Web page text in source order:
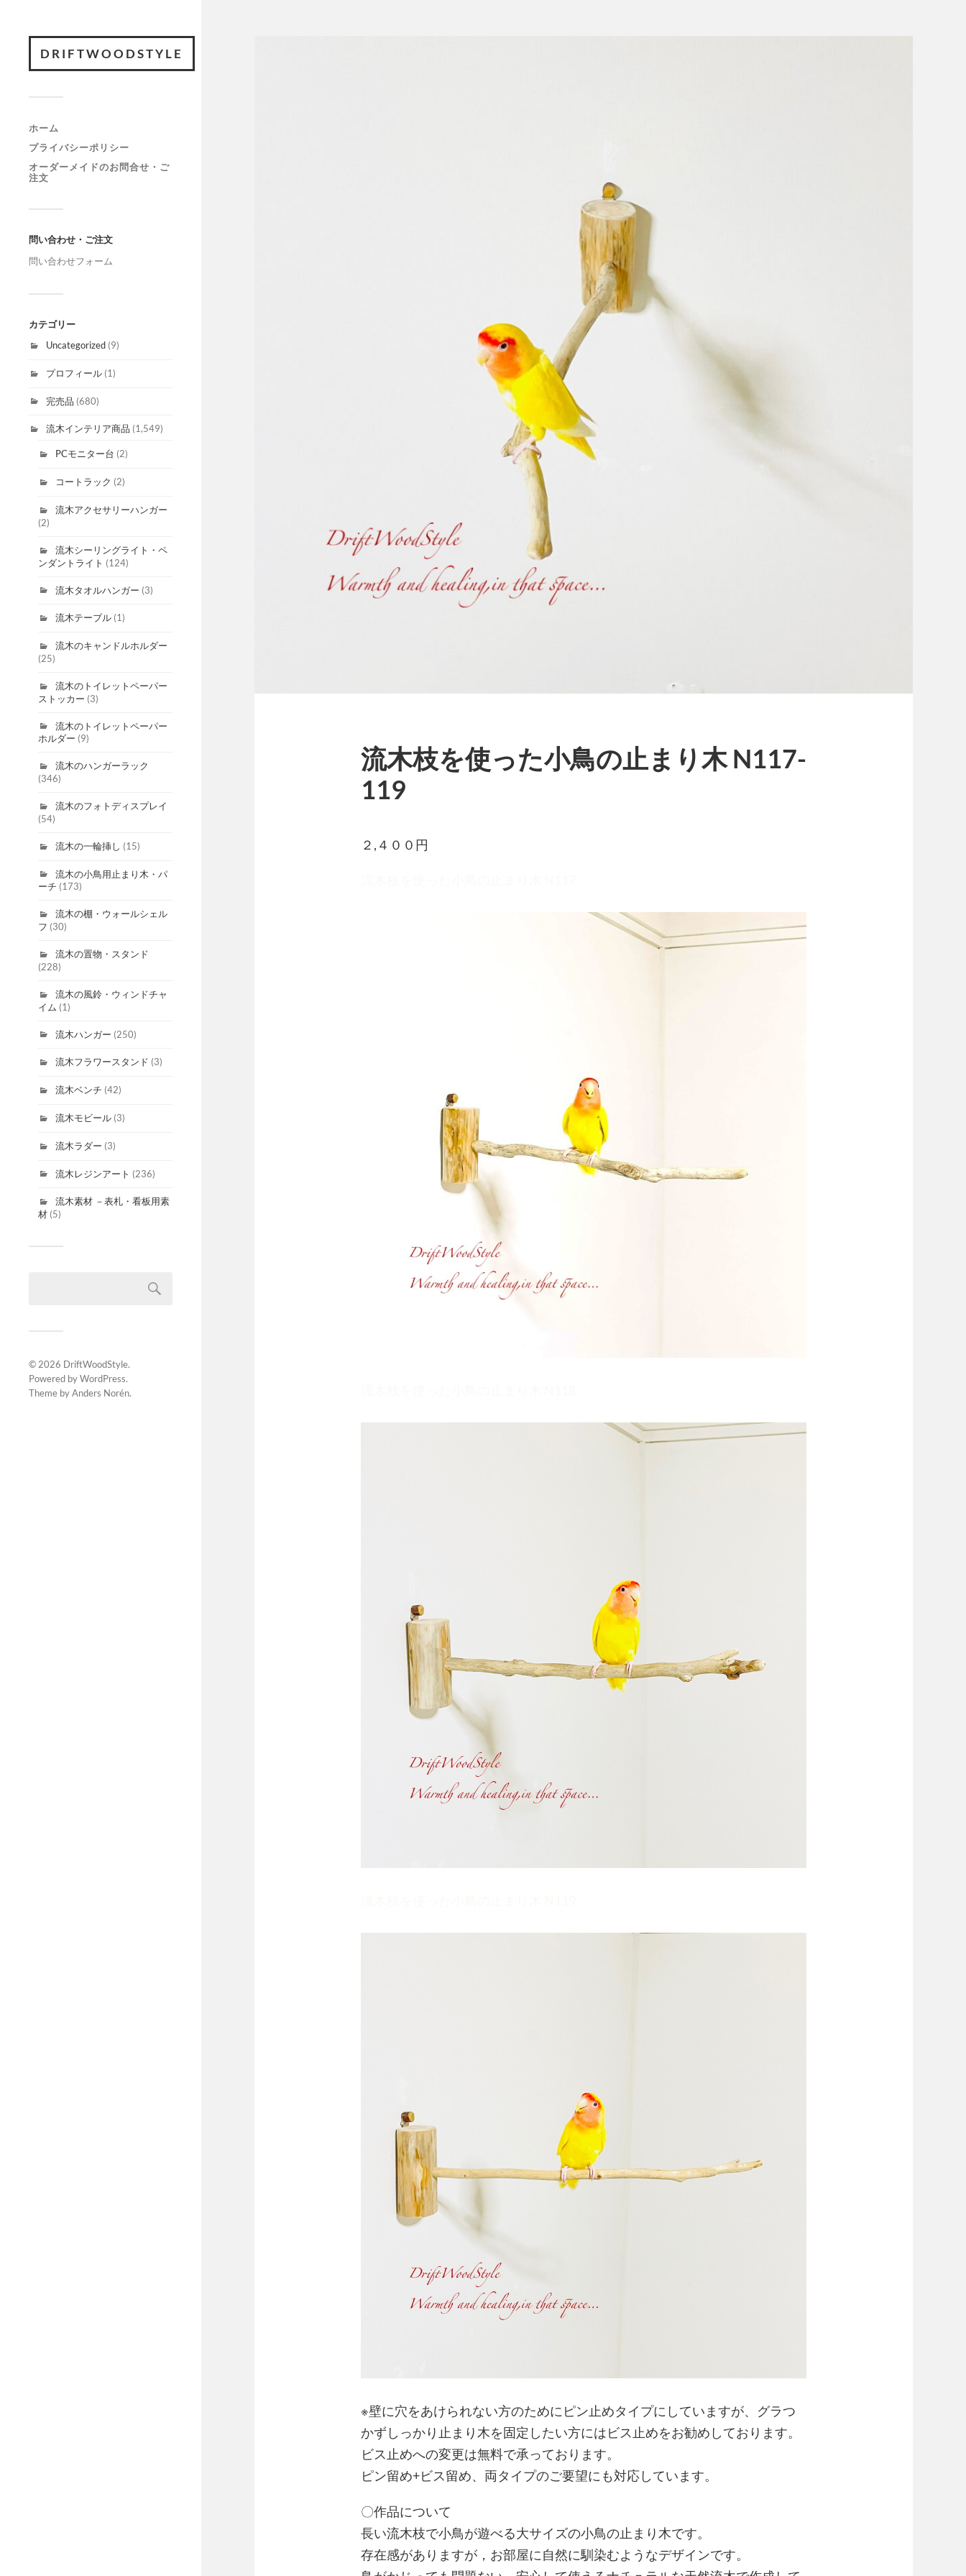
DRIFTWOODSTYLE
ホーム
プライバシーポリシー
オーダーメイドのお問合せ・ご
注文
問い合わせ・ご注文
問い合わせフォーム
カテゴリー
Uncategorized (9)
プロフィール (1)
完売品 (680)
流木インテリア商品 (1,549)
PCモニター台 (2)
コートラック (2)
流木アクセサリーハンガー
(2)
流木シーリングライト・ペ
ンダントライト (124)
流木タオルハンガー (3)
流木テーブル(1)
流木のキャンドルホルダー
(25)
流木のトイレットペーパー
ストッカー (3)
流木のトイレットペーパー
ホルダー (9)
流木のハンガーラック
(346)
流木のフォトディスプレイ
(54)
流木の一輪挿し (15)
流木の小鳥用止まり木・パ
ーチ (173)
流木の棚・ウォールシェル
フ (30)
流木の置物・スタンド
(228)
流木の風鈴・ウィンドチャ
イム (1)
流木ハンガー (250)
流木フラワースタンド (3)
流木ベンチ (42)
流木モビール(3)
流木ラダー (3)
流木レジンアート (236)
流木素材 －表札・看板用素
材(5)
© 2026 DriftWoodStyle.
Powered byWordPress.
Theme byAnders Norén.
流木枝を使った小鳥の止まり木 N117-
119
２,４００円
※壁に穴をあけられない方のためにピン止めタイプにしていますが、グラつ
かずしっかり止まり木を固定したい方にはビス止めをお勧めしております。
ビス止めへの変更は無料で承っております。
ピン留め+ビス留め、両タイプのご要望にも対応しています。
〇作品について
長い流木枝で小鳥が遊べる大サイズの小鳥の止まり木です。
存在感がありますが，お部屋に自然に馴染むようなデザインです。